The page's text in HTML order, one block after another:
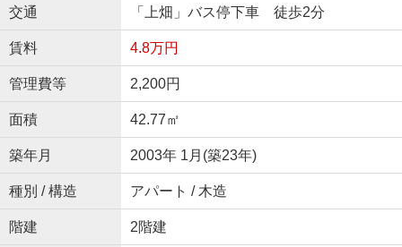
交通 「上畑」バス停下車 徒歩2分
賃料 4.8万円
管理費等 2,200円
面積 42.77㎡
築年月 2003年 1月(築23年)
種別 / 構造 アパート / 木造
階建 2階建